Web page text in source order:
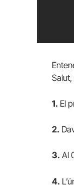
1. El
2.
3. Al
4.